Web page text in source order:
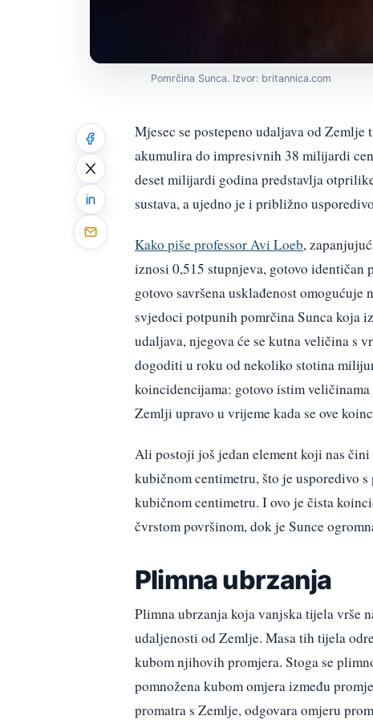
Pomrčina Sunca. Izvor: britannica.com
Mjesec se postepeno udaljava od
akumulira do impresivnih 38 milijardi
deset milijardi godina predstavlja
sustava, a ujedno je i približno
Kako piše professor Avi Loeb,
iznosi 0,515 stupnjeva, gotovo identičan
gotovo savršena usklađenost omogućuje
svjedoci potpunih pomrčina Sunca koja
udaljava, njegova će se kutna veličina s
dogoditi u roku od nekoliko stotina
koincidencijama: gotovo istim
Zemlji upravo u vrijeme kada se ove
Ali postoji još jedan element koji nas čini
kubičnom centimetru, što je usporedivo
kubičnom centimetru. I ovo je čista
čvrstom površinom, dok je Sunce
Plimna ubrzanja
Plimna ubrzanja koja vanjska tijela vrše
udaljenosti od Zemlje. Masa tih tijela
kubom njihovih promjera. Stoga se
pomnožena kubom omjera između
promatra s Zemlje, odgovara omjeru